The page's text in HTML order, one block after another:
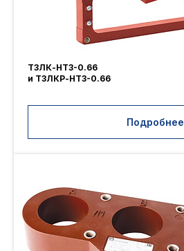
ТЗЛК-НТЗ-0.66
и ТЗЛКР-НТЗ-0.66
Подробнее